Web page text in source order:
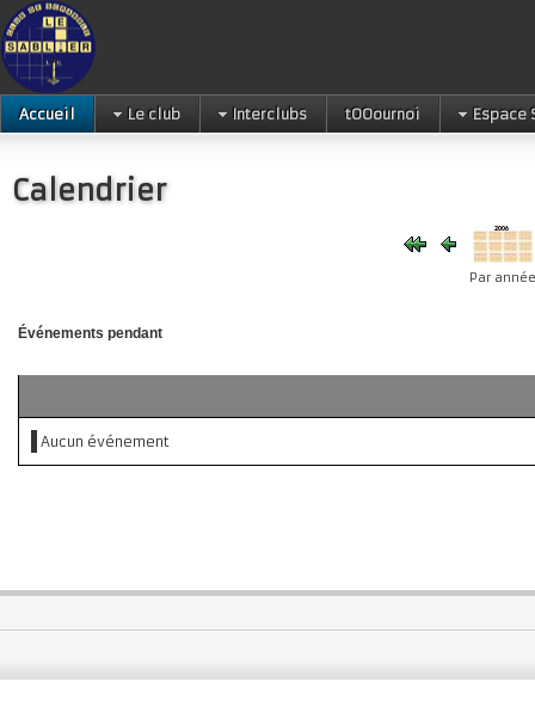
Accueil Le club Interclubs tOOournoi Espace
Calendrier
Par année
Événements pendant
Aucun événement